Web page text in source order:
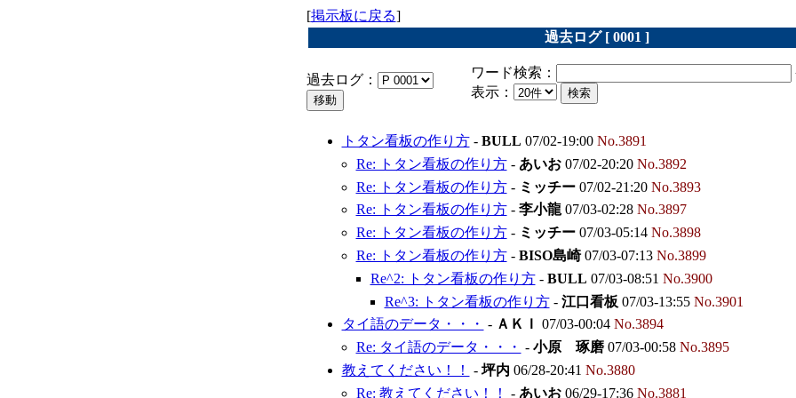
[掲示板に戻る]
過去ログ [ 0001 ]
過去ログ： ワード検索：
表示：
トタン看板の作り方- BULL 07/02-19:00 No.3891
Re: トタン看板の作り方- あいお07/02-20:20 No.3892
Re: トタン看板の作り方- ミッチー07/02-21:20 No.3893
Re: トタン看板の作り方- 李小龍07/03-02:28 No.3897
Re: トタン看板の作り方- ミッチー07/03-05:14 No.3898
Re: トタン看板の作り方- BISO島崎07/03-07:13 No.3899
Re^2: トタン看板の作り方- BULL 07/03-08:51 No.3900
Re^3: トタン看板の作り方- 江口看板 07/03-13:55 No.3901
タイ語のデータ・・・ - ＡＫＩ 07/03-00:04 No.3894
Re: タイ語のデータ・・・ - 小原 琢磨07/03-00:58 No.3895
教えてください！！
- 坪内 06/28-20:41 No.3880
Re: 教えてください！！
- あいお06/29-17:36 No.3881